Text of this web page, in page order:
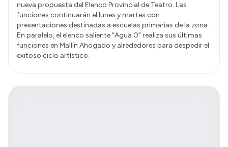
nueva propuesta del Elenco Provincial de Teatro. Las
funciones continuarán el lunes y martes con
presentaciones destinadas a escuelas primarias de la zona.
En paralelo, el elenco saliente “Agua 0” realiza sus últimas
funciones en Mallín Ahogado y alrededores para despedir el
exitoso ciclo artístico.